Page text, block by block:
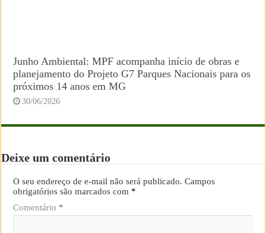
Junho Ambiental: MPF acompanha início de obras e
planejamento do Projeto G7 Parques Nacionais para os
próximos 14 anos em MG
30/06/2026
Deixe um comentário
O seu endereço de e-mail não será publicado. Campos
obrigatórios são marcados com*
Comentário *